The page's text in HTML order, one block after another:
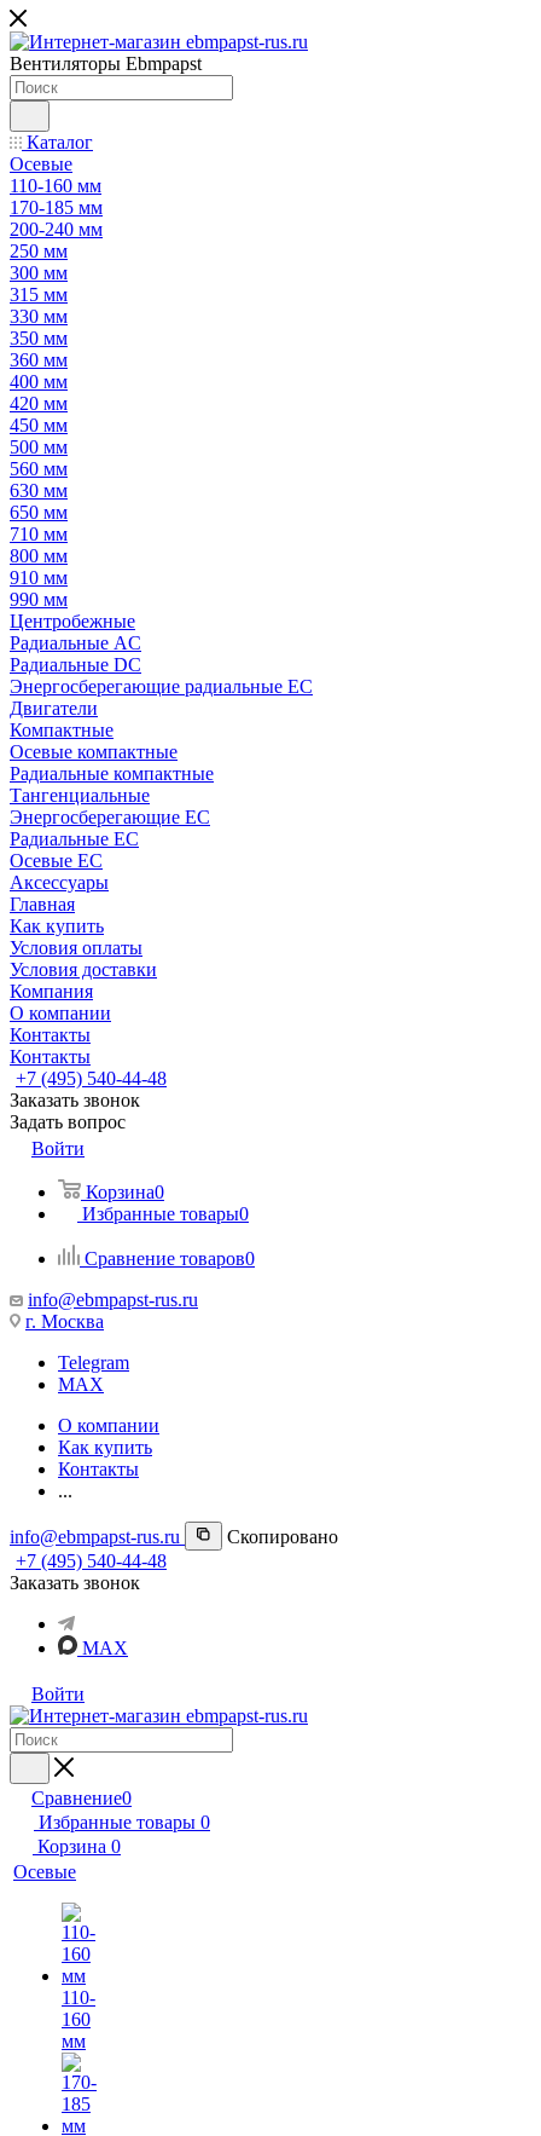
Вентиляторы Ebmpapst
Каталог
Осевые
110-160 мм
170-185 мм
200-240 мм
250 мм
300 мм
315 мм
330 мм
350 мм
360 мм
400 мм
420 мм
450 мм
500 мм
560 мм
630 мм
650 мм
710 мм
800 мм
910 мм
990 мм
Центробежные
Радиальные AC
Радиальные DC
Энергосберегающие радиальные EC
Двигатели
Компактные
Осевые компактные
Радиальные компактные
Тангенциальные
Энергосберегающие EC
Радиальные EC
Осевые EC
Аксессуары
Главная
Как купить
Условия оплаты
Условия доставки
Компания
О компании
Контакты
Контакты
+7 (495) 540-44-48
Заказать звонок
Задать вопрос
Войти
Корзина0
Избранные товары0
Сравнение товаров0
info@ebmpapst-rus.ru
г. Москва
Telegram
MAX
О компании
Как купить
Контакты
...
info@ebmpapst-rus.ru
Скопировано
+7 (495) 540-44-48
Заказать звонок
MAX
Войти
Сравнение0
Избранные товары 0
Корзина 0
Осевые
110-
160
мм